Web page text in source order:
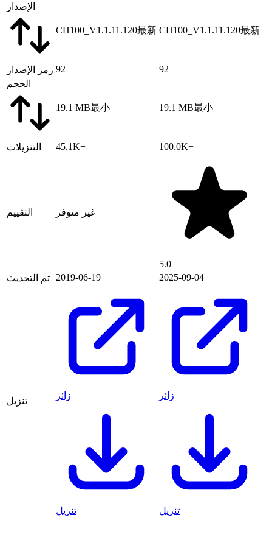
الإصدار
CH100_V1.1.11.120最新 CH100_V1.1.11.120最新
رمز الإصدار 92
92
الحجم
19.1 MB最小 19.1 MB最小
التنزيلات 45.1K+ 100.0K+
التقييم غير متوفر
5.0
تم التحديث
2019-06-19 2025-09-04
تنزيل
زائر
تنزيل
زائر
تنزيل